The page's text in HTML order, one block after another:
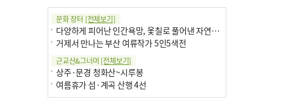
문화 장터 [전체보기]
다양하게 피어난 인간욕망, 옻칠로 풀어낸 자연의 이치
거제서 만나는 부산 여류작가 5인5색전
근교산&그너머 [전체보기]
상주·문경 청화산~시루봉
여름휴가 섬·계곡 산행 4선